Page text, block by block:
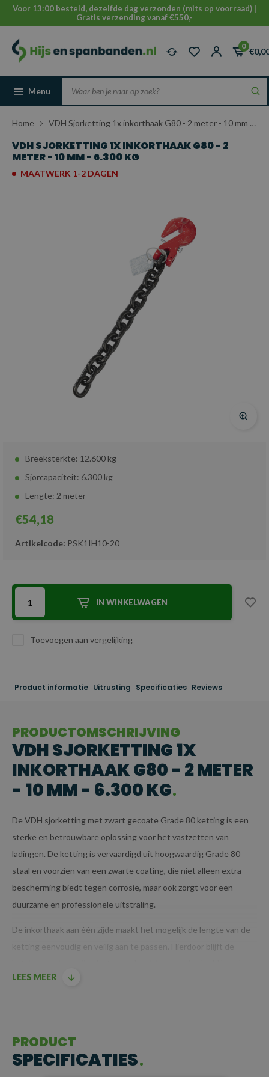
Voor 13:00 besteld, dezelfde dag verzonden (mits op voorraad) |
Gratis verzending vanaf €550,-
0
Menu
Home VDH Sjorketting 1x inkorthaak G80 - 2 meter - 10 mm - 6.300 kg
VDH SJORKETTING 1X INKORTHAAK G80 - 2
METER - 10 MM - 6.300 KG
MAATWERK 1-2 DAGEN
Breeksterkte: 12.600 kg
Sjorcapaciteit: 6.300 kg
Lengte: 2 meter
€54,18
Artikelcode: PSK1IH10-20
IN WINKELWAGEN
Toevoegen aan vergelijking
Product informatie Uitrusting Specificaties Reviews
PRODUCTOMSCHRIJVING
VDH SJORKETTING 1X
INKORTHAAK G80 - 2 METER
- 10 MM - 6.300 KG
De VDH sjorketting met zwart gecoate Grade 80 ketting is een
sterke en betrouwbare oplossing voor het vastzetten van
ladingen. De ketting is vervaardigd uit hoogwaardig Grade 80
staal en voorzien van een zwarte coating, die niet alleen extra
bescherming biedt tegen corrosie, maar ook zorgt voor een
duurzame en professionele uitstraling.
De inkorthaak aan één zijde maakt het mogelijk de lengte van de
ketting eenvoudig en veilig aan te passen. Hierdoor blijft de
Voor extra veiligheid wordt de ketting op spanning gebracht met
BELANGRIJKSTE KENMERKEN
LEES MEER
PRODUCT
SPECIFICATIES